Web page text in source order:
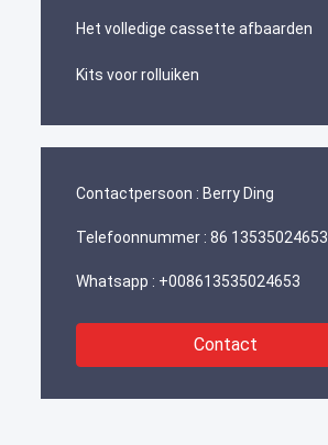
Het volledige cassette afbaarden
Kits voor rolluiken
Contactpersoon : Berry Ding
Telefoonnummer : 86 13535024653
Whatsapp : +008613535024653
Contact